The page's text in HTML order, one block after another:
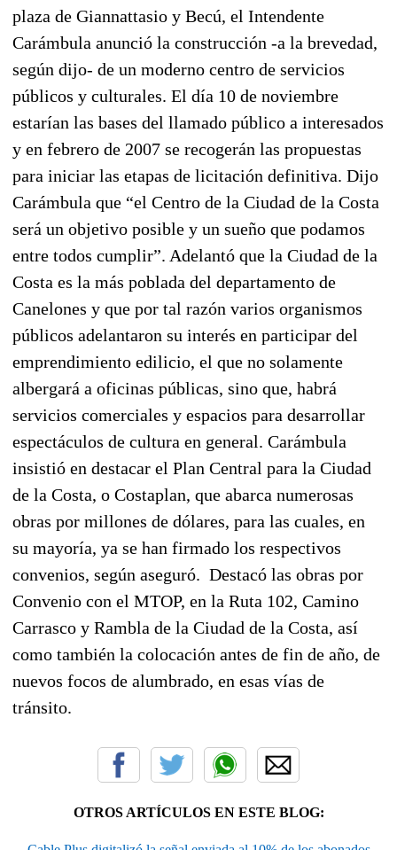
plaza de Giannattasio y Becú, el Intendente
Carámbula anunció la construcción -a la brevedad,
según dijo- de un moderno centro de servicios
públicos y culturales. El día 10 de noviembre
estarían las bases del llamado público a interesados
y en febrero de 2007 se recogerán las propuestas
para iniciar las etapas de licitación definitiva. Dijo
Carámbula que “el Centro de la Ciudad de la Costa
será un objetivo posible y un sueño que podamos
entre todos cumplir”. Adelantó que la Ciudad de la
Costa es la más poblada del departamento de
Canelones y que por tal razón varios organismos
públicos adelantaron su interés en participar del
emprendimiento edilicio, el que no solamente
albergará a oficinas públicas, sino que, habrá
servicios comerciales y espacios para desarrollar
espectáculos de cultura en general. Carámbula
insistió en destacar el Plan Central para la Ciudad
de la Costa, o Costaplan, que abarca numerosas
obras por millones de dólares, para las cuales, en
su mayoría, ya se han firmado los respectivos
convenios, según aseguró. Destacó las obras por
Convenio con el MTOP, en la Ruta 102, Camino
Carrasco y Rambla de la Ciudad de la Costa, así
como también la colocación antes de fin de año, de
nuevos focos de alumbrado, en esas vías de
tránsito.
OTROS ARTÍCULOS EN ESTE BLOG: